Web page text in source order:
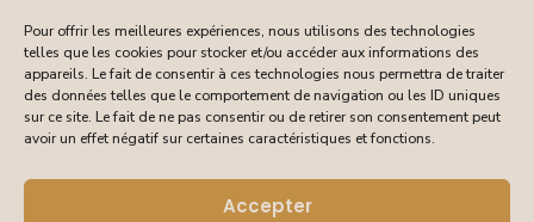
Pour offrir les meilleures expériences, nous utilisons des technologies
telles que les cookies pour stocker et/ou accéder aux informations des
appareils. Le fait de consentir à ces technologies nous permettra de traiter
des données telles que le comportement de navigation ou les ID uniques
sur ce site. Le fait de ne pas consentir ou de retirer son consentement peut
avoir un effet négatif sur certaines caractéristiques et fonctions.
Accepter
CGV
Livraisons et Retours
Mentions Légales
Politique de Confidentialité